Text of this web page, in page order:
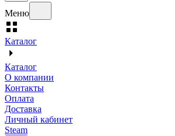
Меню
Каталог
Каталог
О компании
Контакты
Оплата
Доставка
Личный кабинет
Steam